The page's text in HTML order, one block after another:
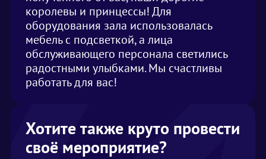
королевы и принцессы! Для
оборудования зала использовалась
мебель с подсветкой, а лица
обслуживающего персонала светились
радостными улыбками. Мы счастливы
работать для вас!
Хотите также круто провести
своё мероприятие?